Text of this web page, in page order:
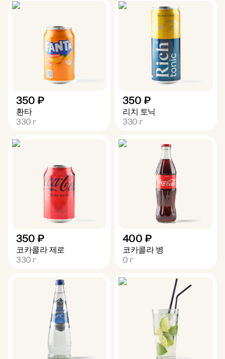
350 ₽
환타
330г
350 ₽
리치 토닉
330г
350 ₽
코카콜라 제로
330г
400 ₽
코카콜라 병
0г